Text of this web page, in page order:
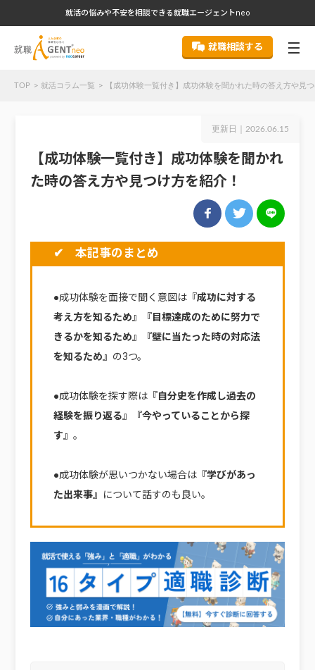
就活の悩みや不安を相談できる就職エージェントneo
就職相談する
TOP 就活コラム一覧 【成功体験一覧付き】成功体験を聞かれた時の答え方や見
更新日｜ 2026.06.15
【成功体験一覧付き】成功体験を聞かれ
た時の答え方や見つけ方を紹介！
✔ 本記事のまとめ
●成功体験を面接で聞く意図は『成功に対する
考え方を知るため』『目標達成のために努力で
きるかを知るため』『壁に当たった時の対応法
を知るため』 の3つ。
●成功体験を探す際は『自分史を作成し過去の
経験を振り返る』『今やっていることから探
す』 。
●成功体験が思いつかない場合は『学びがあっ
た出来事』
について話すのも良い。